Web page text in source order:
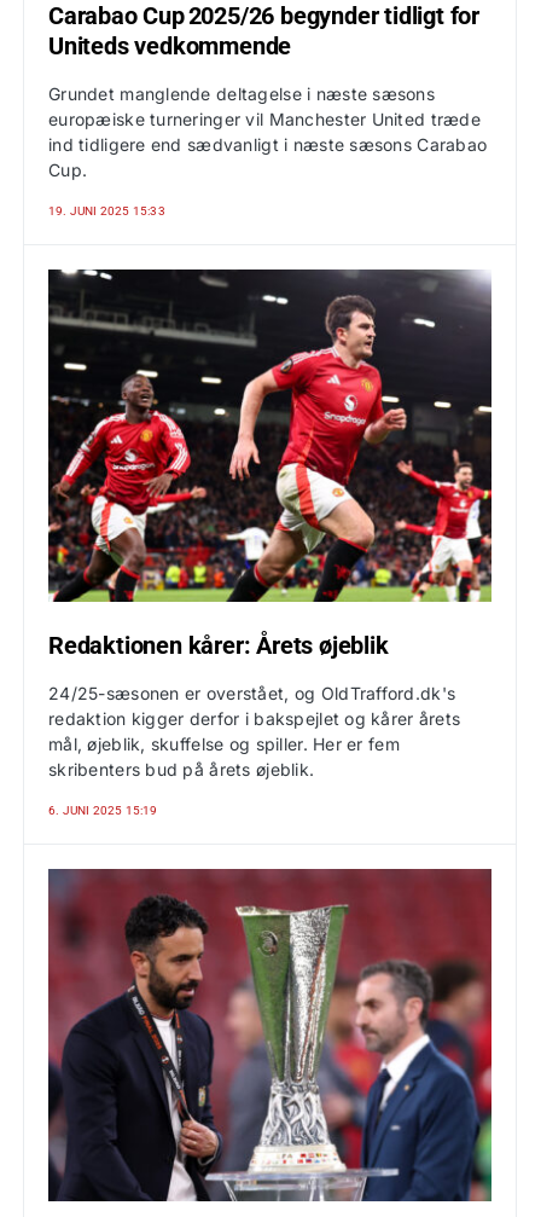
Carabao Cup 2025/26 begynder tidligt for
Uniteds vedkommende
Grundet manglende deltagelse i næste sæsons
europæiske turneringer vil Manchester United træde
ind tidligere end sædvanligt i næste sæsons Carabao
Cup.
19. JUNI 2025 15:33
Redaktionen kårer: Årets øjeblik
24/25-sæsonen er overstået, og OldTrafford.dk's
redaktion kigger derfor i bakspejlet og kårer årets
mål, øjeblik, skuffelse og spiller. Her er fem
skribenters bud på årets øjeblik.
6. JUNI 2025 15:19